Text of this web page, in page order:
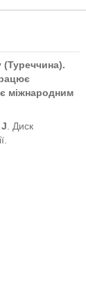
.
міжнародним
. Диск